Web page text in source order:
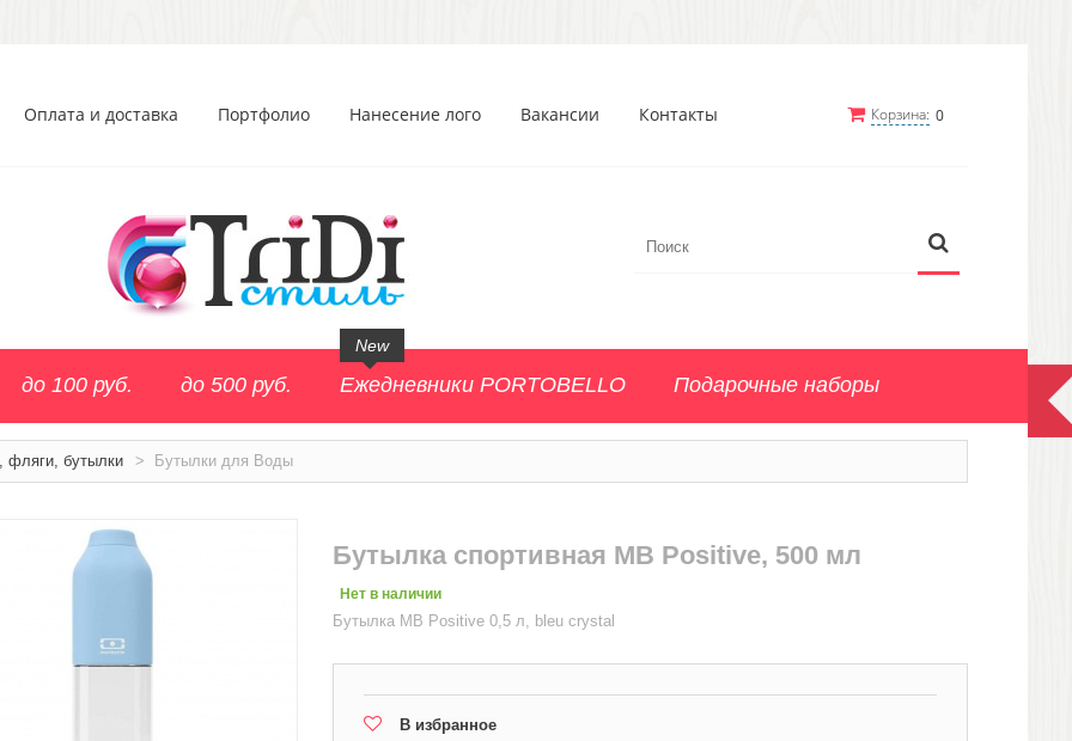
Корзина: 0
Оплата и доставка Портфолио Нанесение лого Вакансии Контакты
до 100 руб. до 500 руб. Ежедневники PORTOBELLO
New
Подарочные наборы
фляги, бутылки > Бутылки для Воды
Бутылка спортивная MB Positive, 500 мл
Нет в наличии
Бутылка MB Positive 0,5 л, bleu crystal
В избранное